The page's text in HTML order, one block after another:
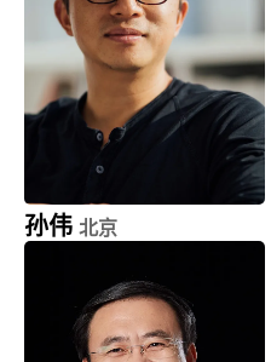
孙伟 北京
创始人，主持建筑师